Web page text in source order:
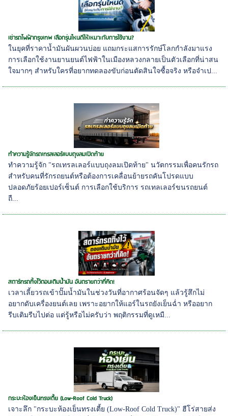
เช่ารถไฟฟ้ากรุงเทพ เลือกรุ่นไหนดีให้เหมาะกับการใช้งาน?
ในยุคที่ราคาน้ำมันผันผวนบ่อย แถมกระแสการรักษ์โลกกำลังมาแรง
การเลือกใช้งานยานยนต์ไฟฟ้าในเมืองหลวงกลายเป็นตัวเลือกที่น่าสน
ใจมากๆ สำหรับใครที่อยากทดลองขับก่อนตัดสินใจซื้อจริง หรือจำเป...
ทำความรู้จักรถเทรลเลอร์แบบถุงลมเปิดท้าย
ทำความรู้จัก "รถเทรลเลอร์แบบถุงลมเปิดท้าย" นวัตกรรมเพื่อคนรักรถ
สำหรับคนที่รักรถยนต์หรือต้องการเคลื่อนย้ายรถคันโปรดแบบ
ปลอดภัยร้อยเปอร์เซ็นต์ การเลือกใช้บริการ รถเทลเลอร์ขนรถยนต์
ถื...
สตาร์ทรถทิ้งไว้ตอนเติมน้ำมัน อันตรายกว่าที่คิด!
เวลาเลี้ยวรถเข้าปั๊มน้ำมันในช่วงวันที่อากาศร้อนจัดๆ แล้วรู้สึกไม่
อยากดับเครื่องยนต์เลย เพราะอยากให้แอร์ในรถยังเย็นฉ่ำ หรืออยาก
รีบเติมรีบไปต่อ แต่รู้หรือไม่ครับว่า พฤติกรรมที่ดูเหมื...
กระบะห้องเย็นทรงเตี้ย (Low-Roof Cold Truck)
เจาะลึก "กระบะห้องเย็นทรงเตี้ย (Low-Roof Cold Truck)" ฮีโร่สายส่ง